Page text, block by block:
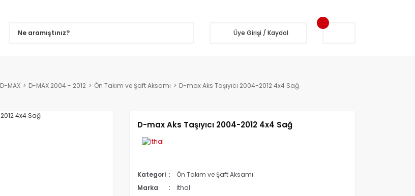
Üye Girişi / Kaydol
D-MAX D-MAX 2004 - 2012 Ön Takım ve Şaft Aksamı D-max Aks Taşıyıcı 2004-2012 4x4 Sağ
D-max Aks Taşıyıcı 2004-2012 4x4 Sağ
Kategori
Ön Takım ve Şaft Aksamı
Marka
İthal